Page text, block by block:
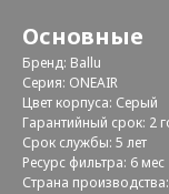
Основные
Бренд: Ballu
Серия: ONEAIR
Цвет корпуса: Серый
Гарантийный срок: 2
Срок службы: 5 лет
Ресурс фильтра: 6 мес
Страна